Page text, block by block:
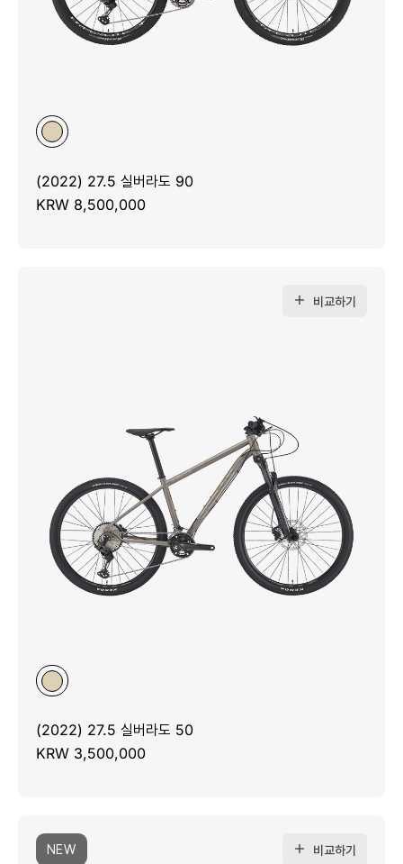
(2022) 27.5 실버라도 90
KRW 8,500,000
비교하기
(2022) 27.5 실버라도 50
KRW 3,500,000
NEW 비교하기